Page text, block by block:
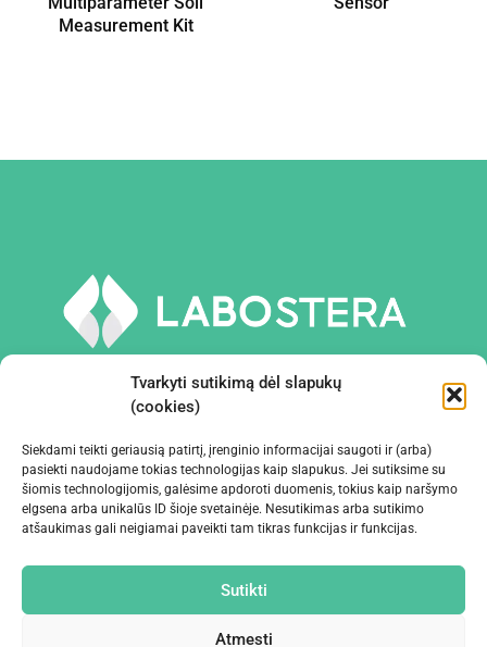
Tvarkyti sutikimą dėl slapukų
(cookies)
Siekdami teikti geriausią patirtį, įrenginio informacijai saugoti ir (arba)
pasiekti naudojame tokias technologijas kaip slapukus. Jei sutiksime su
šiomis technologijomis, galėsime apdoroti duomenis, tokius kaip naršymo
elgsena arba unikalūs ID šioje svetainėje. Nesutikimas arba sutikimo
atšaukimas gali neigiamai paveikti tam tikras funkcijas ir funkcijas.
Sutikti
Atmesti
Measurement Kit
PRIEMONĖS IR ĮRANGA
ĮMONĖ